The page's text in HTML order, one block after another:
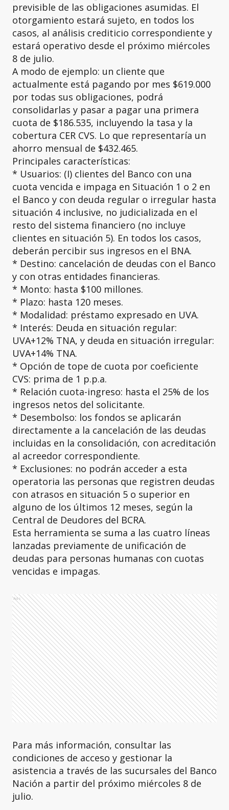
previsible de las obligaciones asumidas. El
otorgamiento estará sujeto, en todos los
casos, al análisis crediticio correspondiente y
estará operativo desde el próximo miércoles
8 de julio.
A modo de ejemplo: un cliente que
actualmente está pagando por mes $619.000
por todas sus obligaciones, podrá
consolidarlas y pasar a pagar una primera
cuota de $186.535, incluyendo la tasa y la
cobertura CER CVS. Lo que representaría un
ahorro mensual de $432.465.
Principales características:
* Usuarios: (I) clientes del Banco con una
cuota vencida e impaga en Situación 1 o 2 en
el Banco y con deuda regular o irregular hasta
situación 4 inclusive, no judicializada en el
resto del sistema financiero (no incluye
clientes en situación 5). En todos los casos,
deberán percibir sus ingresos en el BNA.
* Destino: cancelación de deudas con el Banco
y con otras entidades financieras.
* Monto: hasta $100 millones.
* Plazo: hasta 120 meses.
* Modalidad: préstamo expresado en UVA.
* Interés: Deuda en situación regular:
UVA+12% TNA, y deuda en situación irregular:
UVA+14% TNA.
* Opción de tope de cuota por coeficiente
CVS: prima de 1 p.p.a.
* Relación cuota-ingreso: hasta el 25% de los
ingresos netos del solicitante.
* Desembolso: los fondos se aplicarán
directamente a la cancelación de las deudas
incluidas en la consolidación, con acreditación
al acreedor correspondiente.
* Exclusiones: no podrán acceder a esta
operatoria las personas que registren deudas
con atrasos en situación 5 o superior en
alguno de los últimos 12 meses, según la
Central de Deudores del BCRA.
Esta herramienta se suma a las cuatro líneas
lanzadas previamente de unificación de
deudas para personas humanas con cuotas
vencidas e impagas.
Ads
Para más información, consultar las
condiciones de acceso y gestionar la
asistencia a través de las sucursales del Banco
Nación a partir del próximo miércoles 8 de
julio.